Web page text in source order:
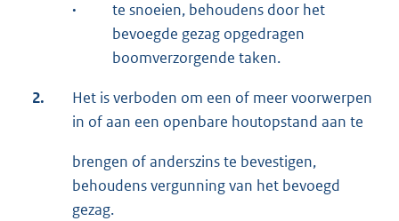
·
te snoeien, behoudens door het
bevoegde gezag opgedragen
boomverzorgende taken.
2.
Het is verboden om een of meer voorwerpen
in of aan een openbare houtopstand aan te
brengen of anderszins te bevestigen,
behoudens vergunning van het bevoegd
gezag.